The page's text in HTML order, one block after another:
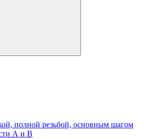
полной резьбой, основным шагом
А и В